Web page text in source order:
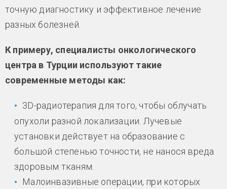
точную диагностику и эффективное лечение
разных болезней.
К примеру, специалисты онкологического
центра в Турции используют такие
современные методы как:
3D-радиотерапия для того, чтобы облучать
опухоли разной локализации. Лучевые
установки действует на образование с
большой степенью точности, не нанося вреда
здоровым тканям.
Малоинвазивные операции, при которых